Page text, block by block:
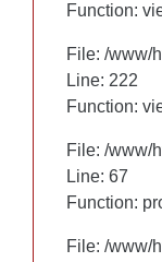
Function:
File: /www/
Line: 222
Function:
File: /www/
Line: 67
Function:
File: /www/
Function:
File: /www/
Line: 222
Function:
File: /www/
Line: 67
Function:
File: /www/